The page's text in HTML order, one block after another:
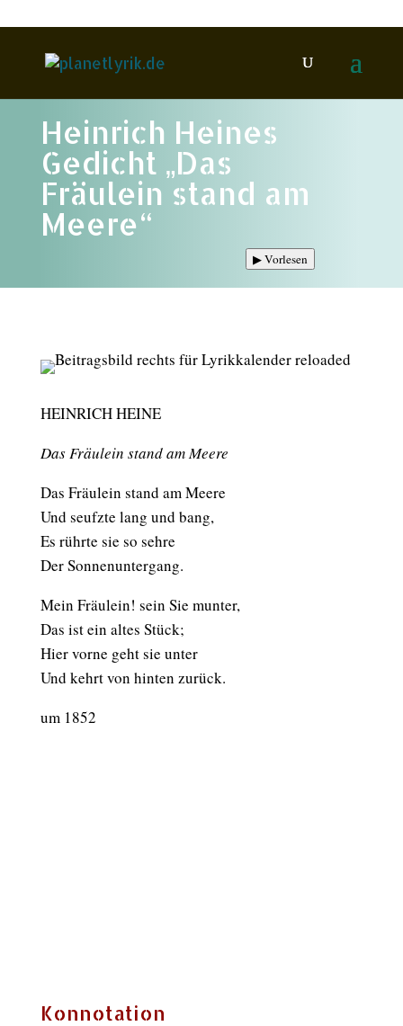
Heinrich Heines
Gedicht „Das
Fräulein stand am
Meere“
▶Vorlesen
HEINRICH HEINE
Das Fräulein stand am Meere
Das Fräulein stand am Meere
Und seufzte lang und bang,
Es rührte sie so sehre
Der Sonnenuntergang.
Mein Fräulein! sein Sie munter,
Das ist ein altes Stück;
Hier vorne geht sie unter
Und kehrt von hinten zurück.
um 1852
Konnotation